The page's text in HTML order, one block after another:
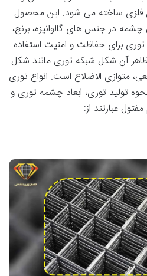
فلزی ساخته می شود. این محصول
در جنس های گالوانیزه، برنج،
برای حفاظت و امنیت استفاده
آن شکل شبکه توری مانند شکل
متوازی الاضلاع است. انواع توری
تولید توری، ابعاد چشمه توری و
عبارتند از: